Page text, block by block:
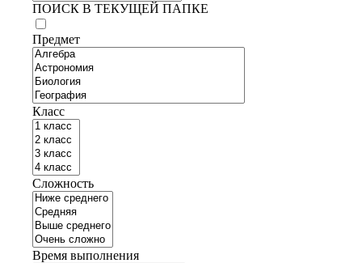
ПОИСК В ТЕКУЩЕЙ ПАПКЕ
Предмет
Класс
Сложность
Время выполнения